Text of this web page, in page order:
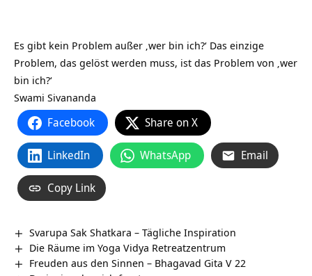
Es gibt kein Problem außer ‚wer bin ich?‘ Das einzige
Problem, das gelöst werden muss, ist das Problem von ‚wer
bin ich?‘
Swami Sivananda
Facebook Share on X
LinkedIn WhatsApp Email
Copy Link
Svarupa Sak Shatkara – Tägliche Inspiration
Die Räume im Yoga Vidya Retreatzentrum
Freuden aus den Sinnen – Bhagavad Gita V 22